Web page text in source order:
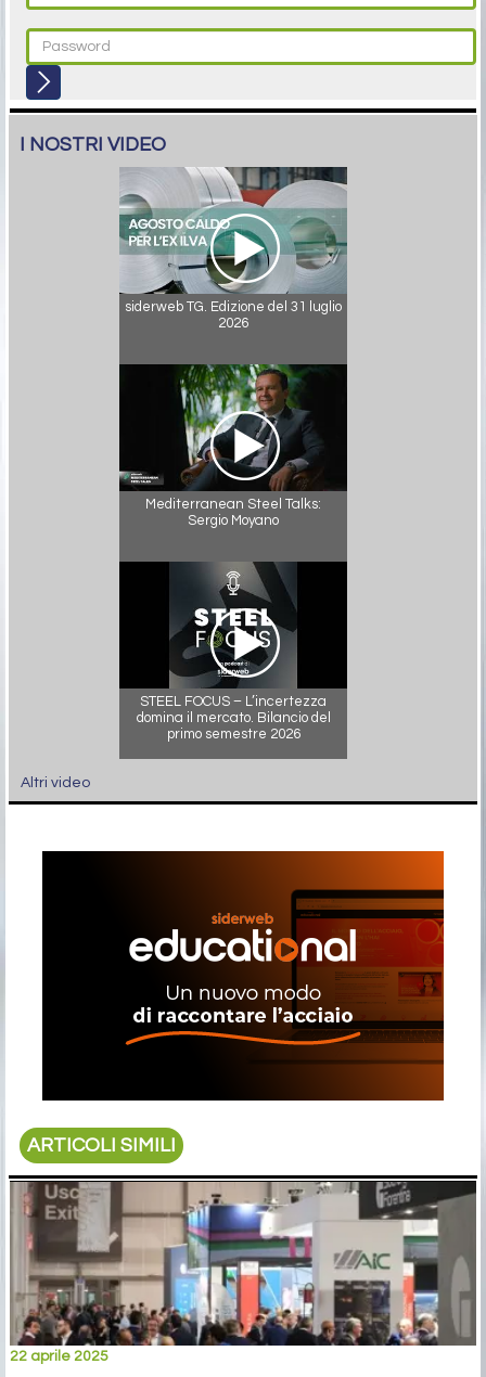
I NOSTRI VIDEO
siderweb TG. Edizione del 31 luglio
2026
Mediterranean Steel Talks:
Sergio Moyano
STEEL FOCUS – L’incertezza
domina il mercato. Bilancio del
primo semestre 2026
Altri video
ARTICOLI SIMILI
22 aprile 2025